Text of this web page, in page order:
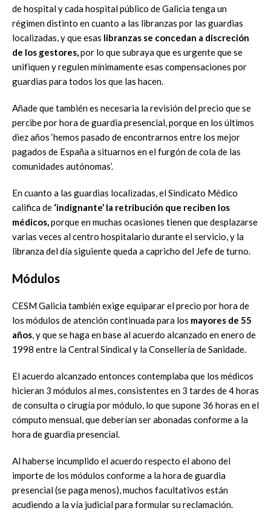
dehospitalycada hospital público de Galicia tenga un
régimen distinto en cuanto a las libranzas por las guardias
localizadas,y que esas libranzas se concedan a discreción
de los gestores,por lo que subraya que es urgente que se
unifiquen y regulenmínimamenteesas compensaciones por
guardias paratodos los que las hacen.
Añade que también es necesaria la revisión del precio que se
percibe porhora de guardiapresencial,porque en los últimos
diez años ‘hemos pasado de encontrarnos entre los mejor
pagados de España a situarnos en el furgónde cola de las
comunidades autónomas’.
En cuanto a las guardias localizadas,el Sindicato Médico
califica de ‘indignante’ la retribución que reciben los
médicos,porque enmuchas ocasiones tienen que desplazarse
varias veces al centro hospitalario durante el servicio, y la
libranza del día siguiente quedaacapricho del Jefede turno.
Módulos
CESM Galicia también exigeequiparar el precio por hora de
los módulos deatención continuadapara los mayores de 55
años, y que se haga en base alacuerdo alcanzado enenero de
1998 entre la Central Sindical y laConsellería de Sanidade.
El acuerdo alcanzado entonces contemplaba que los médicos
hicieran 3 módulos al mes,consistentes en 3 tardes de 4 horas
de consulta o cirugíapor módulo, lo que supone 36 horas en el
cómputo mensual, que deberíanser abonadas conforme a la
hora de guardia presencial.
Al haberse incumplido el acuerdo respecto el abono del
importe de los módulos conforme a la hora de guardia
presencial (se paga menos), muchos facultativos están
acudiendo a la vía judicial para formular su reclamación.